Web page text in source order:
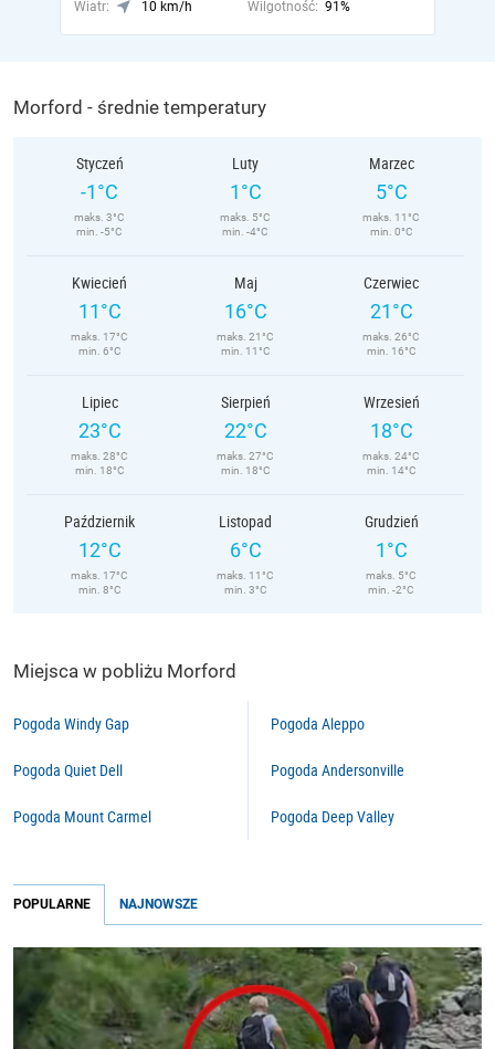
Wiatr: 10 km/h Wilgotność: 91%
Morford - średnie temperatury
Styczeń
-1°C
maks. 3°C
min. -5°C
Luty
1°C
maks. 5°C
min. -4°C
Marzec
5°C
maks. 11°C
min. 0°C
Kwiecień
11°C
maks. 17°C
min. 6°C
Maj
16°C
maks. 21°C
min. 11°C
Czerwiec
21°C
maks. 26°C
min. 16°C
Lipiec
23°C
maks. 28°C
min. 18°C
Sierpień
22°C
maks. 27°C
min. 18°C
Wrzesień
18°C
maks. 24°C
min. 14°C
Październik
12°C
maks. 17°C
min. 8°C
Listopad
6°C
maks. 11°C
min. 3°C
Grudzień
1°C
maks. 5°C
min. -2°C
Miejsca w pobliżu Morford
Pogoda Windy Gap
Pogoda Quiet Dell
Pogoda Mount Carmel
Pogoda Aleppo
Pogoda Andersonville
Pogoda Deep Valley
POPULARNE NAJNOWSZE